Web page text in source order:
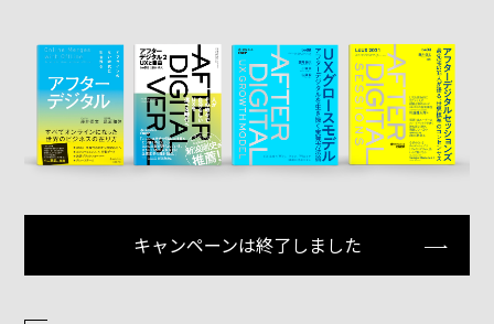
キャンペーンは終了しました